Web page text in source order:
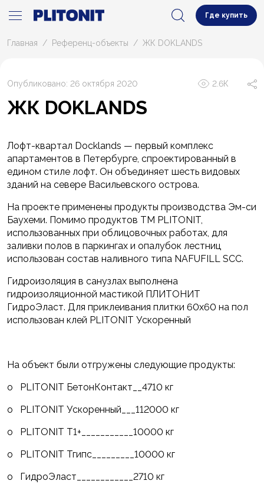
Где купить
Главная Референц-объекты ЖК DOKLANDS
Опубликовано: 26 октября 2020 2.6К
ЖК DOKLANDS
Лофт-квартал Docklands — первый комплекс
апартаментов в Петербурге, спроектированный в
едином стиле лофт. Он объединяет шесть видовых
зданий на севере Васильевского острова.
На проекте применены продукты производства Эм-си
Баухеми. Помимо продуктов ТМ PLITONIT,
использованных при облицовочных работах, для
заливки полов в паркингах и опалубок лестниц
использован состав наливного типа NAFUFILL SCC.
Гидроизоляция в санузлах выполнена
гидроизоляционной мастикой ПЛИТОНИТ
ГидроЭласт. Для приклеивания плитки 60х60 на пол
использован клей PLITONIT Ускоренный
На объект были отгружены следующие продукты:
o PLITONIT БетонКонтакт__4710 кг
o PLITONIT Ускоренный___112000 кг
o PLITONIT Т1+___________10000 кг
o PLITONIT Тгипс_________10000 кг
o ГидроЭласт____________2710 кг